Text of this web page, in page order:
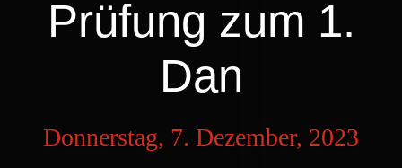
Prüfung zum 1.
Dan
Donnerstag, 7. Dezember, 2023